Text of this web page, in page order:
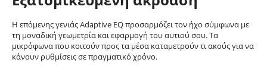
Η επόμενης γενιάς Adaptive EQ προσαρμόζει τον ήχο σύμφωνα με
τη μοναδική γεωμετρία και εφαρμογή του αυτιού σου. Τα
μικρόφωνα που κοιτούν προς τα μέσα καταμετρούν τι ακούς για να
κάνουν ρυθμίσεις σε πραγματικό χρόνο.